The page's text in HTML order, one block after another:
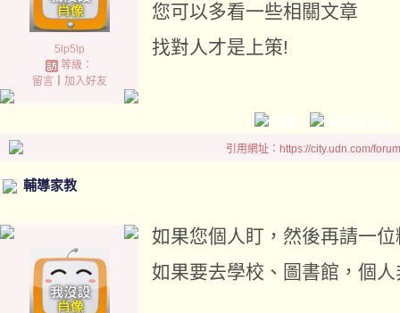
5lp5lp
等級：
留言｜ 加入好友
您可以多看一些相關文章
找對人才是上策!
引用網址：https://city.udn.com/
輔導家教
如果您個人盯，然後再請一
如果要去學校、圖書館，個